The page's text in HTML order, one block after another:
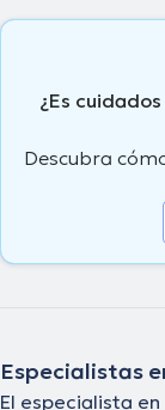
¿Es
Descubra
Especialistas
El especialista